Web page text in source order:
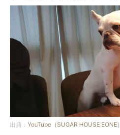
出典： YouTube（SUGAR HOUSE EONE）